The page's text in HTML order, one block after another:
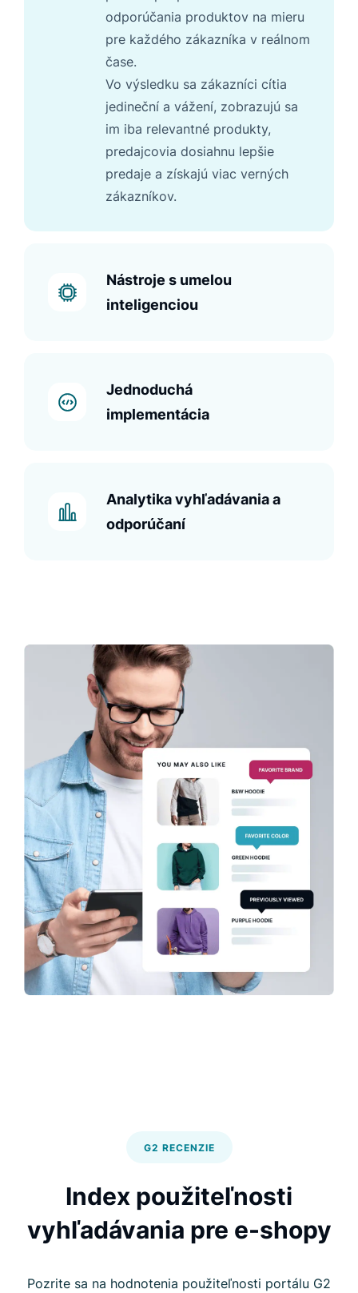
odporúčania produktov na mieru
pre každého zákazníka v reálnom
čase.
Vo výsledku sa zákazníci cítia
jedineční a vážení, zobrazujú sa
im iba relevantné produkty,
predajcovia dosiahnu lepšie
predaje a získajú viac verných
zákazníkov.
Nástroje s umelou
inteligenciou
Jednoduchá
implementácia
shopy, ako sú Shopify,
Magento alebo
a používanie.
Implementácia je často
najdôležitejším faktorom pri
rozhodovaní. Ak teda hľadáte
alternatívu nástroja Unbxd,
mali by ste hľadať riešenie s
podobne jednoduchou
implementáciou.
Analytika vyhľadávania a
odporúčaní
G2 RECENZIE
Index použiteľnosti
vyhľadávania pre e-shopy
Pozrite sa na hodnotenia použiteľnosti portálu G2